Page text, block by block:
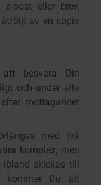
post eller brev,
av en kopia
besvara Din
och under alla
mottagandet
med två
komplex, men
ibland skickas till
kommer Du att